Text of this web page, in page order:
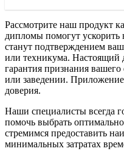
Рассмотрите наш продукт
дипломы помогут ускорить
станут подтверждением
или техникума. Настоящий
гарантия признания
или заведении.
доверия.
Наши специалисты всегда
помочь выбрать
стремимся предоставить
минимальных затратах